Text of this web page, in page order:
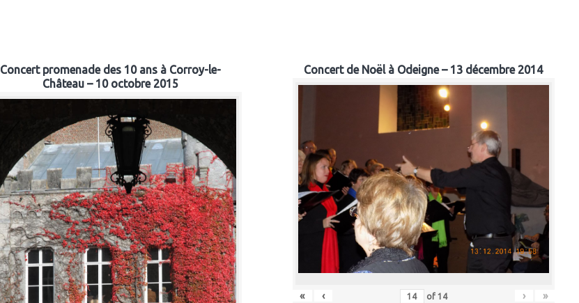
Concert promenade des 10 ans à Corroy-le-
Château – 10 octobre 2015
Concert de Noël à Odeigne – 13 décembre 2014
« ‹ of 14 › »